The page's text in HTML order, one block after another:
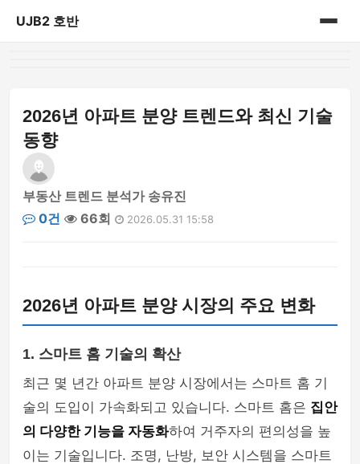
UJB2 호반
2026년 아파트 분양 트렌드와 최신 기술
동향
부동산 트렌드 분석가 송유진
0건
66회 2026.05.31 15:58
2026년 아파트 분양 시장의 주요 변화
1. 스마트 홈 기술의 확산
최근 몇 년간 아파트 분양 시장에서는 스마트 홈 기
술의 도입이 가속화되고 있습니다. 스마트 홈은 집안
의 다양한 기능을 자동화하여 거주자의 편의성을 높
이는 기술입니다. 조명, 난방, 보안 시스템을 스마트